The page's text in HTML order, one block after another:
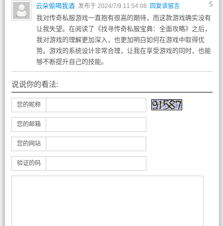
5
云朵偷喝我酒 发布于 2024/7/9 11:54:08 回复该留言
我对传奇私服游戏一直抱有很高的期待，而这款游戏确实没有
让我失望。在阅读了《找寻传奇私服宝典：全面攻略》之后，
我对游戏的理解更加深入，也更加明白如何在游戏中取得优
势。游戏的系统设计非常合理，让我在享受游戏的同时，也能
够不断提升自己的技能。
说说你的看法:
您的昵称
您的邮箱
您的网站
验证的码